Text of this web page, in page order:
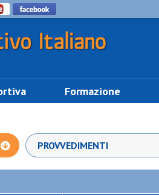
Formazione
PROVVEDIMENTI